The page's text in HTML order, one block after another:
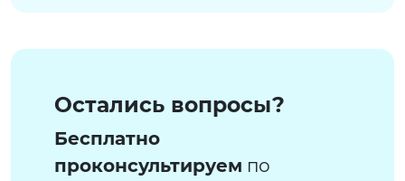
Остались вопросы?
Бесплатно
проконсультируем по